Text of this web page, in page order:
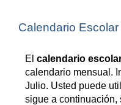
Calendario
El calendario
calendario mensual.
Julio. Usted puede
sigue a continuación,